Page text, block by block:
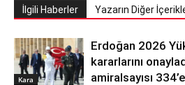
İlgili Haberler Yazarın Diğer
Kara
Erdoğan 2026
kararlarını
amiralsayısı